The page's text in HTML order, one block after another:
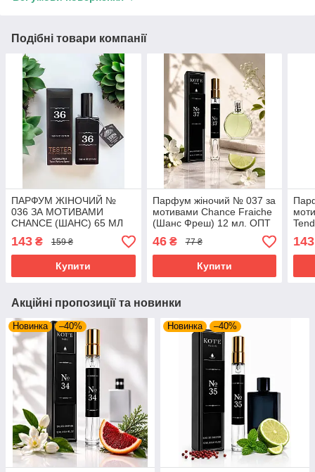
Подібні товари компанії
ПАРФУМ ЖІНОЧИЙ №
036 ЗА МОТИВАМИ
CHANCE (ШАНС) 65 МЛ
ОПТ
143 ₴ 159 ₴
Купити
Парфум жіночий № 037 за
мотивами Chance Fraiche
(Шанс Фреш) 12 мл. ОПТ
46₴ 77 ₴
Купити
мл
143
Акційні пропозиції та новинки
Новинка –40% Новинка –40%